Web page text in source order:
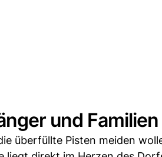
und Familien
überfüllte Pisten meiden